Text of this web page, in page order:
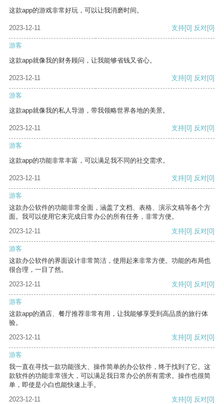
这款app的游戏非常好玩，可以让我消磨时间。
2023-12-11 支持[0] 反对[0]
游客
这款app就像我的财务顾问，让我能够省钱又省心。
2023-12-11 支持[0] 反对[0]
游客
这款app就像我的私人导游，带我领略世界各地的美景。
2023-12-11 支持[0] 反对[0]
游客
这款app的功能非常丰富，可以满足我不同的社交需求。
2023-12-11 支持[0] 反对[0]
游客
这款办公软件的功能非常全面，涵盖了文档、表格、演示文稿等各个方
面。我可以使用它来完成日常办公的所有任务，非常方便。
2023-12-11
支持[0] 反对[0]
游客
这款办公软件的界面设计非常简洁，使用起来非常方便。功能的布局也
很合理，一目了然。
2023-12-11
支持[0] 反对[0]
游客
这款app的酒店、餐厅推荐非常有用，让我能够享受到高品质的旅行体
验。
2023-12-11
支持[0] 反对[0]
游客
我一直在寻找一款功能强大、操作简单的办公软件，终于找到了它。这
款软件的功能非常强大，可以满足我日常办公的所有需求。操作也很简
单，即使是小白也能快速上手。
2023-12-11
支持[0] 反对[0]